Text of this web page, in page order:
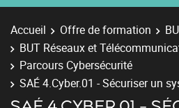
Accueil Offre de formation
BUT Réseaux et
Parcours Cybersécurité
SAÉ 4.Cyber.01 - Sécuriser un